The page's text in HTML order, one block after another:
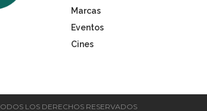
Marcas
Eventos
Cines
LOS DERECHOS RESERVADOS